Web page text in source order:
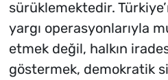
sürüklemektedir.
yargı operasyonlarıyla
etmek değil, halkın
göstermek, demokratik